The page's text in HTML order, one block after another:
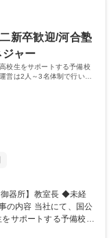
りません。 募集職
業界経験者歓迎/年間
です。研修が充実して
も可能！教育に携わり
ルを身に着けたい方に
語学力： 資格：
新卒歓迎/河合塾
ャー
校生をサポートする予備校
営は2人～3名体制で行いま
サポートする予備校
。校舎運営は2人～3名